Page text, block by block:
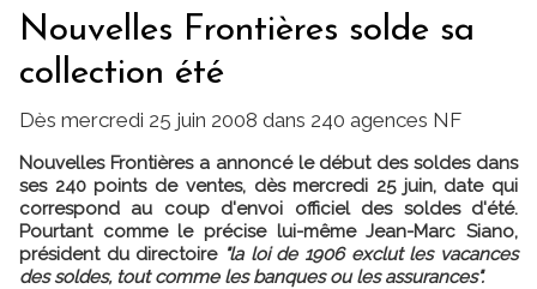
Nouvelles Frontières solde sa
collection été
Dès mercredi 25 juin 2008 dans 240 agences NF
Nouvelles Frontières a annoncé le début des soldes dans
ses 240 points de ventes, dès mercredi 25 juin, date qui
correspond au coup d'envoi officiel des soldes d'été.
Pourtant comme le précise lui-même Jean-Marc Siano,
président du directoire "la loi de 1906 exclut les vacances
des soldes, tout comme les banques ou les assurances".